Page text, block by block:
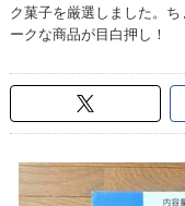
ク菓子を厳選しました。
ークな商品が目白押し！